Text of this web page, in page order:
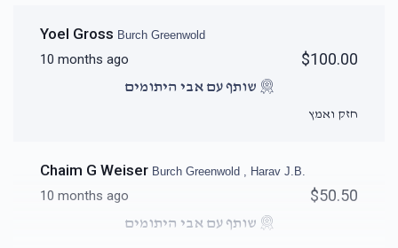
Yoel Gross Burch Greenwold
10 months ago $100.00
שותף עם אבי היתומים
חזק ואמץ
Chaim G Weiser Burch Greenwold , Harav J.B.
10 months ago $50.50
שותף עם אבי היתומים